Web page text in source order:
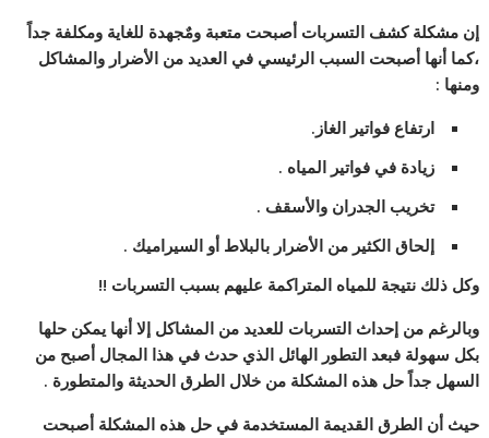
إن مشكلة كشف التسربات أصبحت متعبة ومٌجهدة للغاية ومكلفة جداً
،كما أنها أصبحت السبب الرئيسي في العديد من الأضرار والمشاكل
ومنها :
ارتفاع فواتير الغاز.
زيادة في فواتير المياه .
تخريب الجدران والأسقف .
إلحاق الكثير من الأضرار بالبلاط أو السيراميك .
وكل ذلك نتيجة للمياه المتراكمة عليهم بسبب التسربات !!
وبالرغم من إحداث التسربات للعديد من المشاكل إلا أنها يمكن حلها
بكل سهولة فبعد التطور الهائل الذي حدث في هذا المجال أصبح من
السهل جداً حل هذه المشكلة من خلال الطرق الحديثة والمتطورة .
حيث أن الطرق القديمة المستخدمة في حل هذه المشكلة أصبحت